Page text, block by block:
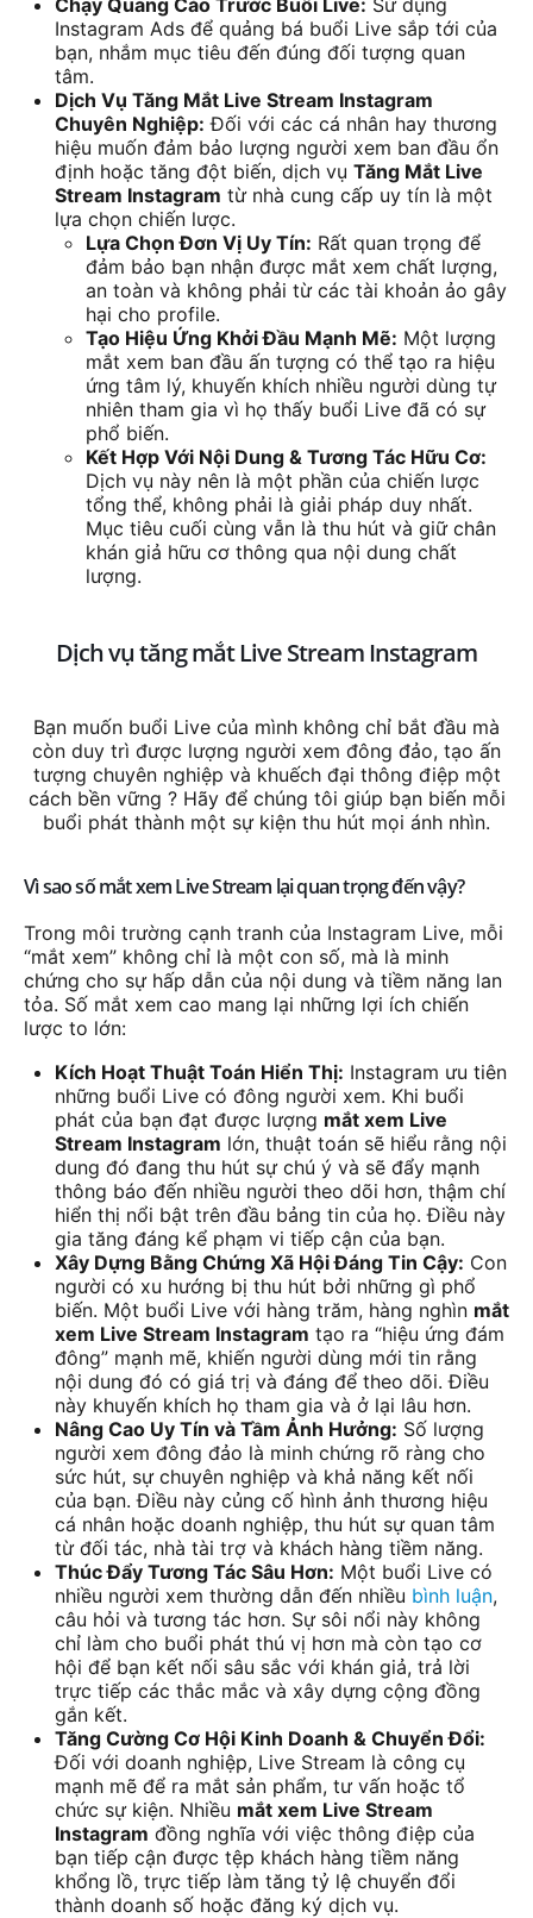
Chạy Quảng Cáo Trước Buổi Live: Sử dụng
Instagram Ads để quảng bá buổi Live sắp tới của
bạn, nhắm mục tiêu đến đúng đối tượng quan
tâm.
Dịch Vụ Tăng Mắt Live Stream Instagram
Chuyên Nghiệp: Đối với các cá nhân hay thương
hiệu muốn đảm bảo lượng người xem ban đầu ổn
định hoặc tăng đột biến, dịch vụ Tăng Mắt Live
Stream Instagram từ nhà cung cấp uy tín là một
lựa chọn chiến lược.
Lựa Chọn Đơn Vị Uy Tín: Rất quan trọng để
đảm bảo bạn nhận được mắt xem chất lượng,
an toàn và không phải từ các tài khoản ảo gây
hại cho profile.
Tạo Hiệu Ứng Khởi Đầu Mạnh Mẽ: Một lượng
mắt xem ban đầu ấn tượng có thể tạo ra hiệu
ứng tâm lý, khuyến khích nhiều người dùng tự
nhiên tham gia vì họ thấy buổi Live đã có sự
phổ biến.
Kết Hợp Với Nội Dung & Tương Tác Hữu Cơ:
Dịch vụ này nên là một phần của chiến lược
tổng thể, không phải là giải pháp duy nhất.
Mục tiêu cuối cùng vẫn là thu hút và giữ chân
khán giả hữu cơ thông qua nội dung chất
lượng.
Dịch vụ tăng mắt Live Stream Instagram
Bạn muốn buổi Live của mình không chỉ bắt đầu mà
còn duy trì được lượng người xem đông đảo, tạo ấn
tượng chuyên nghiệp và khuếch đại thông điệp một
cách bền vững ? Hãy để chúng tôi giúp bạn biến mỗi
buổi phát thành một sự kiện thu hút mọi ánh nhìn.
Vì sao số mắt xem Live Stream lại quan trọng đến vậy?
Trong môi trường cạnh tranh của Instagram Live, mỗi
“mắt xem” không chỉ là một con số, mà là minh
chứng cho sự hấp dẫn của nội dung và tiềm năng lan
tỏa. Số mắt xem cao mang lại những lợi ích chiến
lược to lớn:
Kích Hoạt Thuật Toán Hiển Thị: Instagram ưu tiên
những buổi Live có đông người xem. Khi buổi
phát của bạn đạt được lượng mắt xem Live
Stream Instagram lớn, thuật toán sẽ hiểu rằng nội
dung đó đang thu hút sự chú ý và sẽ đẩy mạnh
thông báo đến nhiều người theo dõi hơn, thậm chí
hiển thị nổi bật trên đầu bảng tin của họ. Điều này
gia tăng đáng kể phạm vi tiếp cận của bạn.
Xây Dựng Bằng Chứng Xã Hội Đáng Tin Cậy: Con
người có xu hướng bị thu hút bởi những gì phổ
biến. Một buổi Live với hàng trăm, hàng nghìn mắt
xem Live Stream Instagram tạo ra “hiệu ứng đám
đông” mạnh mẽ, khiến người dùng mới tin rằng
nội dung đó có giá trị và đáng để theo dõi. Điều
này khuyến khích họ tham gia và ở lại lâu hơn.
Nâng Cao Uy Tín và Tầm Ảnh Hưởng: Số lượng
người xem đông đảo là minh chứng rõ ràng cho
sức hút, sự chuyên nghiệp và khả năng kết nối
của bạn. Điều này củng cố hình ảnh thương hiệu
cá nhân hoặc doanh nghiệp, thu hút sự quan tâm
từ đối tác, nhà tài trợ và khách hàng tiềm năng.
Thúc Đẩy Tương Tác Sâu Hơn: Một buổi Live có
nhiều người xem thường dẫn đến nhiều bình luận,
câu hỏi và tương tác hơn. Sự sôi nổi này không
chỉ làm cho buổi phát thú vị hơn mà còn tạo cơ
hội để bạn kết nối sâu sắc với khán giả, trả lời
trực tiếp các thắc mắc và xây dựng cộng đồng
gắn kết.
Tăng Cường Cơ Hội Kinh Doanh & Chuyển Đổi:
Đối với doanh nghiệp, Live Stream là công cụ
mạnh mẽ để ra mắt sản phẩm, tư vấn hoặc tổ
chức sự kiện. Nhiều mắt xem Live Stream
Instagram đồng nghĩa với việc thông điệp của
bạn tiếp cận được tệp khách hàng tiềm năng
khổng lồ, trực tiếp làm tăng tỷ lệ chuyển đổi
thành doanh số hoặc đăng ký dịch vụ.